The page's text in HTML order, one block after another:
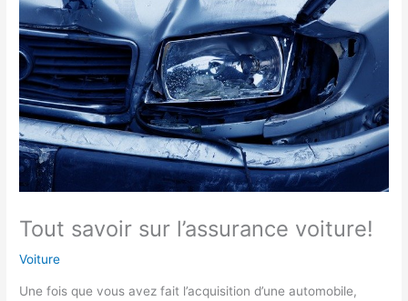
Tout savoir sur l’assurance voiture!
Voiture
Une fois que vous avez fait l’acquisition d’une automobile,